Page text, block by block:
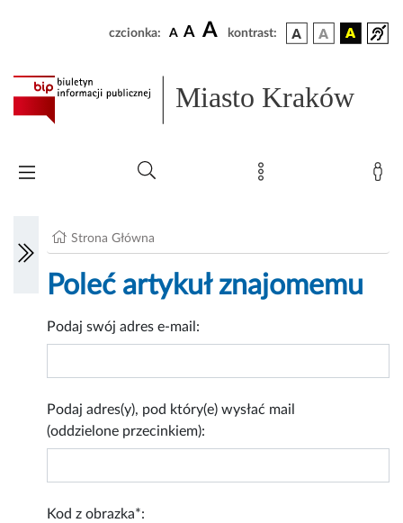
czcionka: A A A kontrast:
Miasto Kraków
Strona Główna
Poleć artykuł znajomemu
Podaj swój adres e-mail:
Podaj adres(y), pod który(e) wysłać mail
(oddzielone przecinkiem):
Kod z obrazka*: